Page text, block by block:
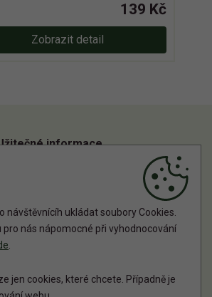
139 Kč
Zobrazit detail
informace
Informace o zpracování osobních údajů
ukládat soubory Cookies.
nás nápomocné při vyhodnocování
jen cookies, které chcete. Případně je